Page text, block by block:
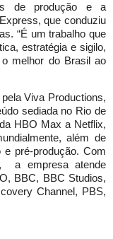
de produção e a
que conduziu
“É um trabalho que
estratégia e sigilo,
melhor do Brasil ao
Viva Productions,
sediada no Rio de
HBO Max a Netflix,
além de
pré-produção. Com
a empresa atende
BBC, BBC Studios,
Channel, PBS,